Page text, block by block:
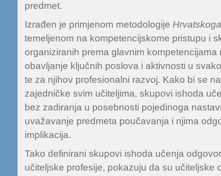
predmet.
Izrađen je primjenom metodologije
temeljenom na kompetencijskome pristupu i
organiziranih prema glavnim
obavljanje ključnih poslova i aktivnosti u
te za njihov profesionalni razvoj. Kako bi se
zajedničke svim učiteljima, skupovi ishoda
bez zadiranja u posebnosti pojedinoga
uvažavanje predmeta poučavanja i njima
implikacija.
Tako definirani skupovi ishoda učenja
učiteljske profesije, pokazuju da su učiteljske